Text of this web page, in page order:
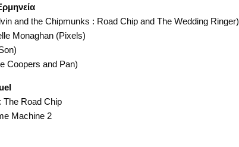
and the Chipmunks : Road Chip and The Wedding Ringer)
Monaghan (Pixels)
Coopers and Pan)
The Road Chip
Machine 2